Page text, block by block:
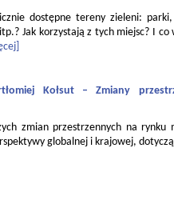
dostępne tereny zieleni:
Jak korzystają z tych miejsc? I co
Kołsut – Zmiany
zmian przestrzennych na rynku
globalnej i krajowej,